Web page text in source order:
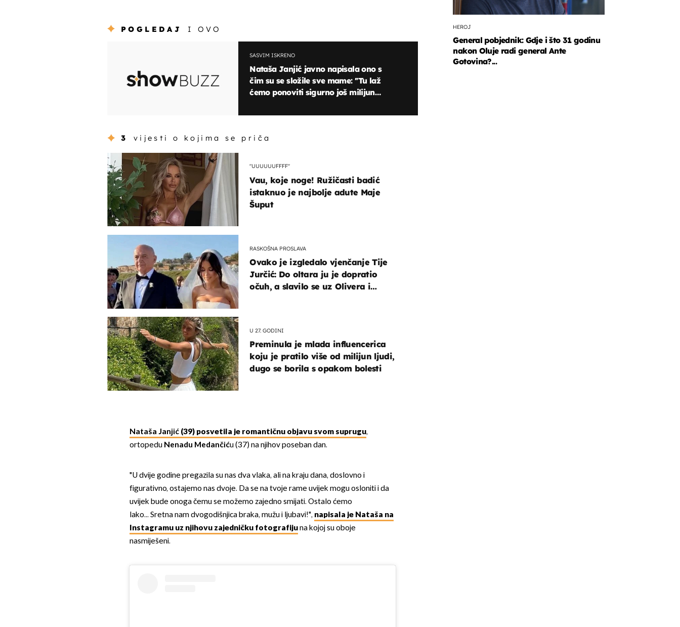
POGLEDAJ I OVO
SASVIM ISKRENO
Nataša Janjić javno napisala ono s
čim su se složile sve mame: ''Tu laž
ćemo ponoviti sigurno još milijun
3 vijesti o kojima se priča
"UUUUUUFFFF"
Vau, koje noge! Ružičasti badić
istaknuo je najbolje adute Maje
Šuput
RASKOŠNA PROSLAVA
Ovako je izgledalo vjenčanje Tije
Jurčić: Do oltara ju je dopratio
očuh, a slavilo se uz Olivera i
U 27. GODINI
Preminula je mlada influencerica
koju je pratilo više od milijun ljudi,
dugo se borila s opakom bolesti
Nataša Janjić (39) posvetila je romantičnu objavu svom suprugu,
ortopedu Nenadu Medančiću (37) na njihov poseban dan.
"U dvije godine pregazila su nas dva vlaka, ali na kraju dana, doslovno i
figurativno, ostajemo nas dvoje. Da se na tvoje rame uvijek mogu osloniti i da
uvijek bude onoga čemu se možemo zajedno smijati. Ostalo ćemo
lako... Sretna nam dvogodišnjica braka, mužu i ljubavi!", napisala je Nataša na
Instagramu uz njihovu zajedničku fotografijuna kojoj su oboje
nasmiješeni.
HEROJ
General pobjednik: Gdje i što 31 godinu
nakon Oluje radi general Ante
Gotovina?...